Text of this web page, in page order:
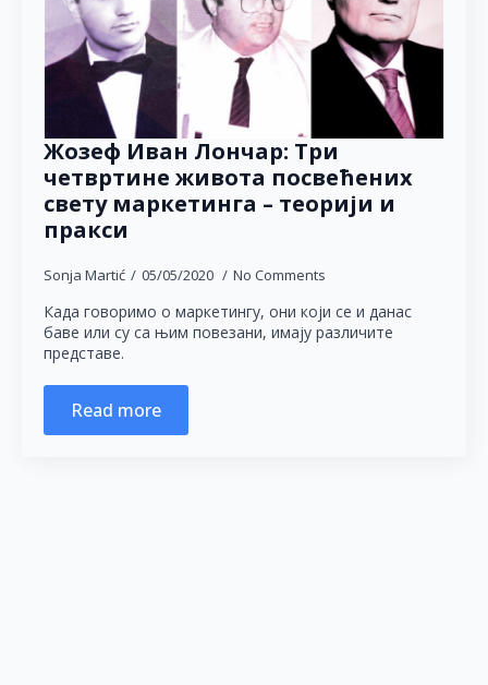
Жозеф Иван Лончар: Три
четвртине живота посвећених
свету маркетинга – теорији и
пракси
Sonja Martić 05/05/2020 No Comments
Када говоримо о маркетингу, они који се и данас
баве или су са њим повезани, имају различите
представе.
Read more